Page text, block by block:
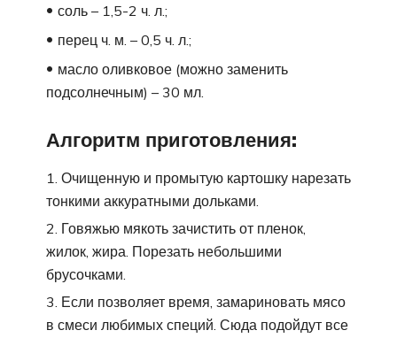
соль – 1,5-2 ч. л.;
перец ч. м. – 0,5 ч. л.;
масло оливковое (можно заменить
подсолнечным) – 30 мл.
Алгоритм приготовления:
Очищенную и промытую картошку нарезать
тонкими аккуратными дольками.
Говяжью мякоть зачистить от пленок,
жилок, жира. Порезать небольшими
брусочками.
Если позволяет время, замариновать мясо
в смеси любимых специй. Сюда подойдут все